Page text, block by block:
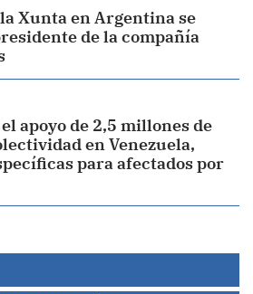
Xunta en Argentina se
de la compañía
apoyo de 2,5 millones de
en Venezuela,
para afectados por